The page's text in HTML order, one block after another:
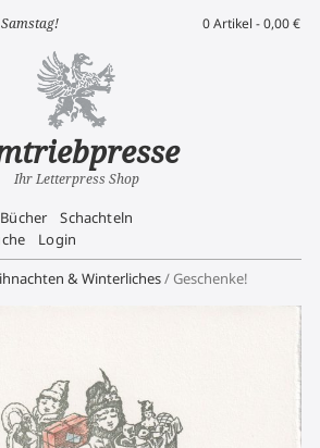
Ihr Letterpress Shop
0 Artikel -0,00€
Bücher
Schachteln
Login
& Winterliches/ Geschenke!